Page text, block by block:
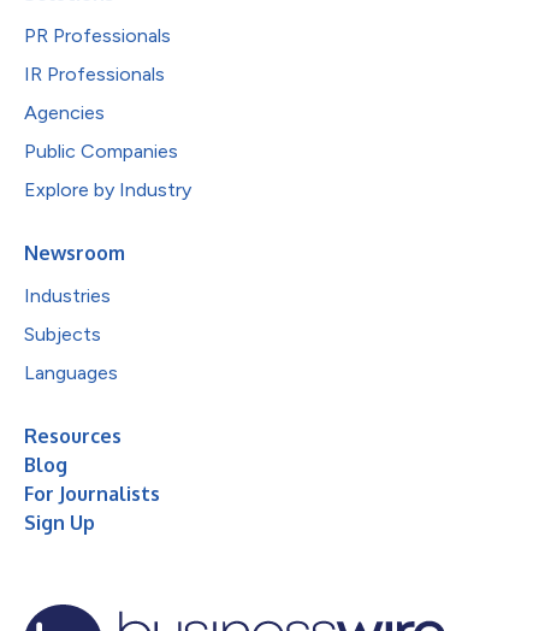
PR Professionals
IR Professionals
Agencies
Public Companies
Explore by Industry
Newsroom
Industries
Subjects
Languages
Resources
Blog
For Journalists
Sign Up